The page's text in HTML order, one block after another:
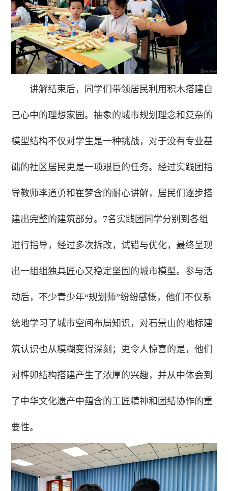
讲解结束后，同学们带领居民利用积木搭建自
己心中的理想家园。抽象的城市规划理念和复杂的
模型结构不仅对学生是一种挑战，对于没有专业基
础的社区居民更是一项艰巨的任务。经过实践团指
导教师李道勇和崔梦含的耐心讲解，居民们逐步搭
建出完整的建筑部分。7名实践团同学分别到各组
进行指导，经过多次拆改，试错与优化，最终呈现
出一组组独具匠心又稳定坚固的城市模型。参与活
动后，不少青少年“规划师”纷纷感慨，他们不仅系
统地学习了城市空间布局知识，对石景山的地标建
筑认识也从模糊变得深刻；更令人惊喜的是，他们
对榫卯结构搭建产生了浓厚的兴趣，并从中体会到
了中华文化遗产中蕴含的工匠精神和团结协作的重
要性。